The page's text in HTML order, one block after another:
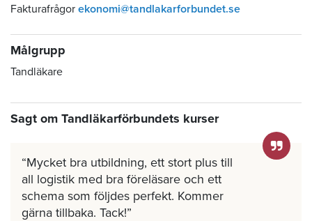
Fakturafrågor ekonomi@tandlakarforbundet.se
Målgrupp
Tandläkare
Sagt om Tandläkarförbundets kurser
Mycket bra utbildning, ett stort plus till
all logistik med bra föreläsare och ett
schema som följdes perfekt. Kommer
gärna tillbaka. Tack!